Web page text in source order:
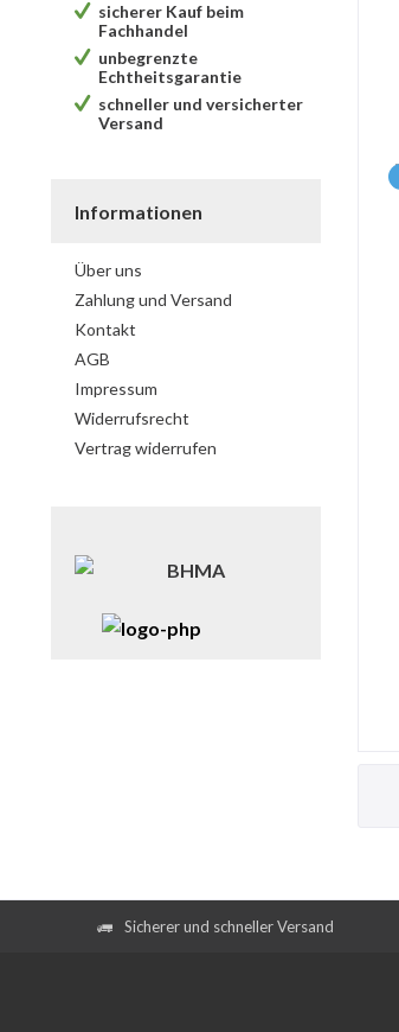
sicherer Kauf beim
Fachhandel
unbegrenzte
Echtheitsgarantie
schneller und versicherter
Versand
Informationen
Über uns
Zahlung und Versand
Kontakt
AGB
Impressum
Widerrufsrecht
Vertrag widerrufen
Sicherer und schneller Versand